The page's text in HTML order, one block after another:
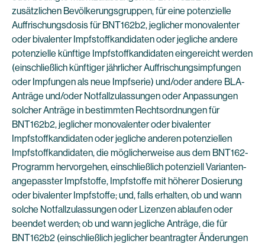
zusätzlichen Bevölkerungsgruppen, für eine potenzielle
Auffrischungsdosis für BNT162b2, jeglicher monovalenter
oder bivalenter Impfstoffkandidaten oder jegliche andere
potenzielle künftige Impfstoffkandidaten eingereicht werden
(einschließlich künftiger jährlicher Auffrischungsimpfungen
oder Impfungen als neue Impfserie) und/oder andere BLA-
Anträge und/oder Notfallzulassungen oder Anpassungen
solcher Anträge in bestimmten Rechtsordnungen für
BNT162b2, jeglicher monovalenter oder bivalenter
Impfstoffkandidaten oder jegliche anderen potenziellen
Impfstoffkandidaten, die möglicherweise aus dem BNT162-
Programm hervorgehen, einschließlich potenziell Varianten-
angepasster Impfstoffe, Impfstoffe mit höherer Dosierung
oder bivalenter Impfstoffe; und, falls erhalten, ob und wann
solche Notfallzulassungen oder Lizenzen ablaufen oder
beendet werden; ob und wann jegliche Anträge, die für
BNT162b2 (einschließlich jeglicher beantragter Änderungen